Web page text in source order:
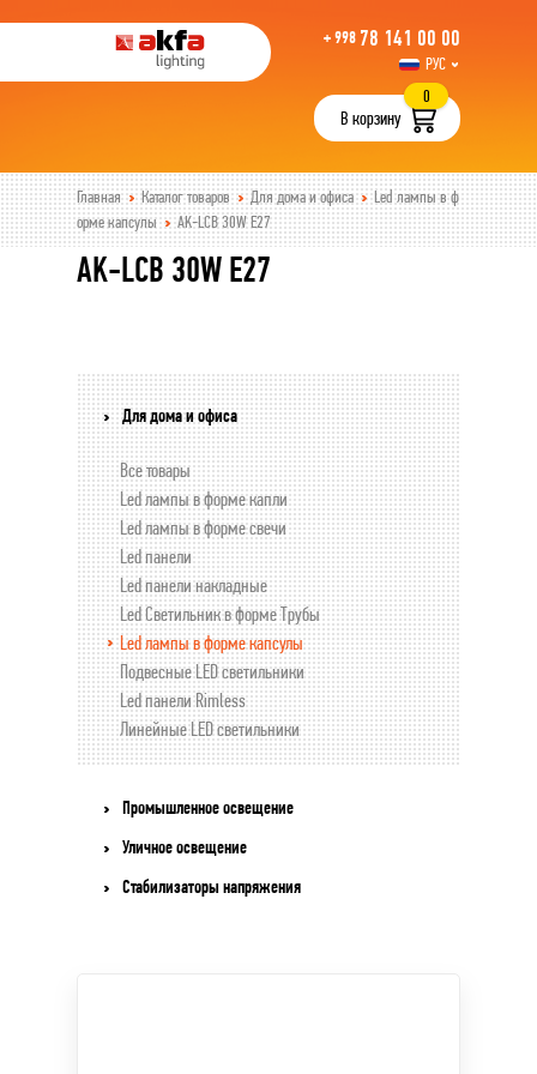
+ 998 78 141 00 00
РУС
UZB
В корзину
0
Главная Каталог товаров Для дома и офиса
Led лампы в ф
орме капсулы
AK-LCB 30W E27
AK-LCB 30W E27
Для дома и офиса
Все товары
Led лампы в форме капли
Led лампы в форме свечи
Led панели
Led панели накладные
Led Светильник в форме Трубы
Led лампы в форме капсулы
Подвесные LED светильники
Led панели Rimless
Линейные LED светильники
Промышленное освещение
Уличное освещение
Стабилизаторы напряжения